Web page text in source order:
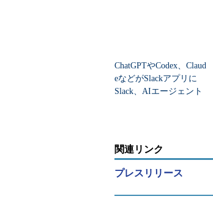
ChatGPTやCodex、Claud
eなどがSlackアプリに
Slack、AIエージェント
関連リンク
プレスリリース